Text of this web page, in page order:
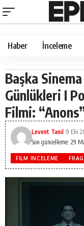
Haber İnceleme
Başka
Günlükleri I
Filmi:
Son güncelleme: 29
Levent Tanıl 9 Eki
FILM İNCELEME